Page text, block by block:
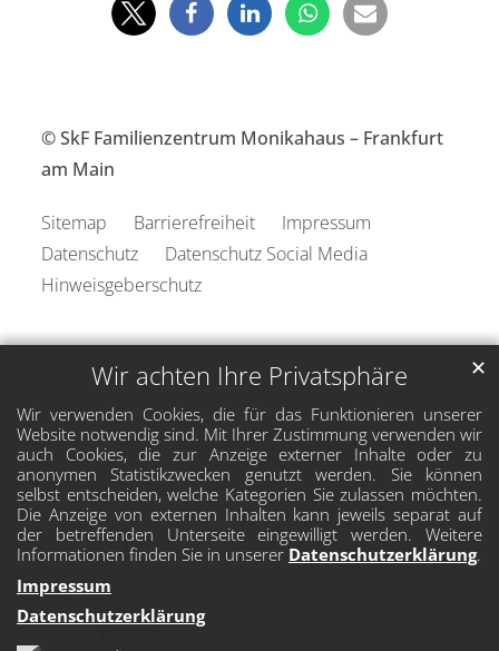
Wir achten Ihre Privatsphäre
Wir verwenden Cookies, die für das Funktionieren unserer
Website notwendig sind. Mit Ihrer Zustimmung verwenden wir
auch Cookies, die zur Anzeige externer Inhalte oder zu
anonymen Statistikzwecken genutzt werden. Sie können
selbst entscheiden, welche Kategorien Sie zulassen möchten.
Die Anzeige von externen Inhalten kann jeweils separat auf
der betreffenden Unterseite eingewilligt werden. Weitere
Informationen finden Sie in unserer Datenschutzerklärung.
✕
Impressum
Datenschutzerklärung
© SkF Familienzentrum Monikahaus – Frankfurt
am Main
Sitemap Barrierefreiheit
Impressum
Datenschutz
Datenschutz Social Media
Hinweisgeberschutz